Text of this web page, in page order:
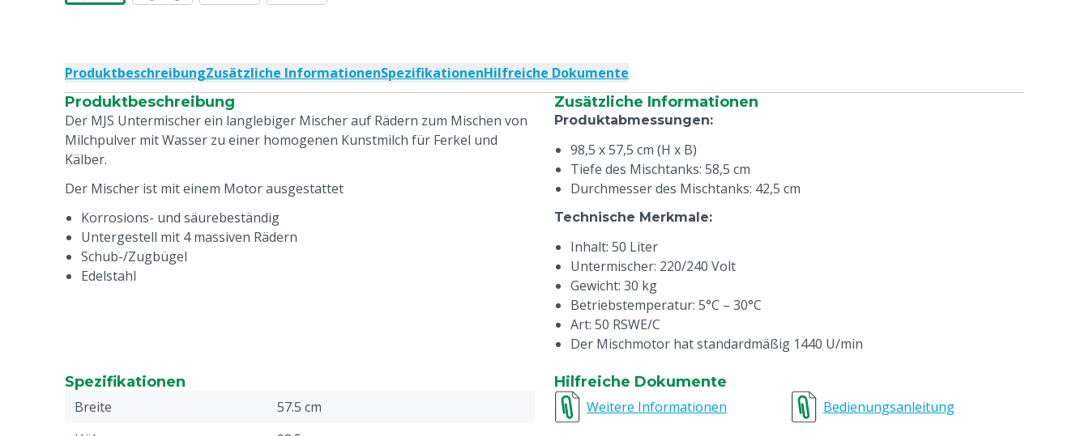
ProduktbeschreibungZusätzliche InformationenSpezifikationenHilfreiche Dokumente
Produktbeschreibung
Der MJS Untermischer ein langlebiger Mischer auf Rädern zum Mischen von
Milchpulver mit Wasser zu einer homogenen Kunstmilch für Ferkel und
Kälber.
Der Mischer ist mit einem Motor ausgestattet
Korrosions- und säurebeständig
Untergestell mit 4 massiven Rädern
Schub-/Zugbügel
Edelstahl
Zusätzliche Informationen
Produktabmessungen:
98,5 x 57,5 cm (H x B)
Tiefe des Mischtanks: 58,5 cm
Durchmesser des Mischtanks: 42,5 cm
Technische Merkmale:
Inhalt: 50 Liter
Untermischer: 220/240 Volt
Gewicht: 30 kg
Betriebstemperatur: 5°C – 30°C
Art: 50 RSWE/C
Der Mischmotor hat standardmäßig 1440 U/min
Spezifikationen
Breite
57.5 cm
Hilfreiche Dokumente
Weitere Informationen
Bedienungsanleitung